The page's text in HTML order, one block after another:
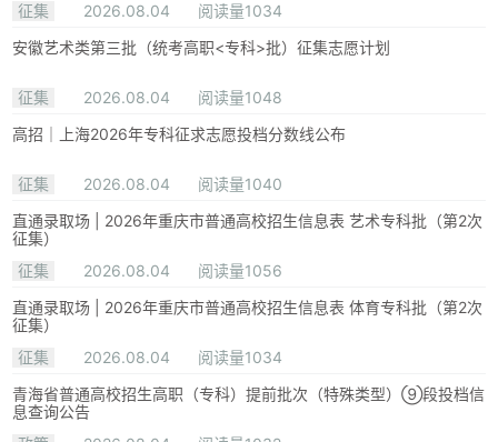
征集 2026.08.04
阅读量1034
安徽艺术类第三批（统考高职<专科>批）征集志愿计划
征集 2026.08.04
阅读量1048
高招｜上海2026年专科征求志愿投档分数线公布
征集 2026.08.04
阅读量1040
直通录取场 | 2026年重庆市普通高校招生信息表 艺术专科批（第2次
征集）
征集
2026.08.04
阅读量1056
直通录取场 | 2026年重庆市普通高校招生信息表 体育专科批（第2次
征集）
征集
2026.08.04
阅读量1034
青海省普通高校招生高职（专科）提前批次（特殊类型）⑨段投档信
息查询公告